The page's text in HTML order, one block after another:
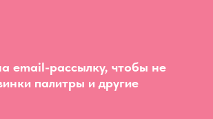
email-рассылку, чтобы не
палитры и другие